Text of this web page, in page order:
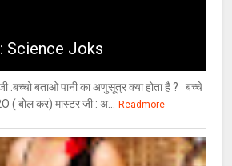
: Science Joks
:बच्चो बताओ पानी का अणुसूत्र क्या होता है ? बच्चे
( बोल कर) मास्टर जी : अ...
Readmore